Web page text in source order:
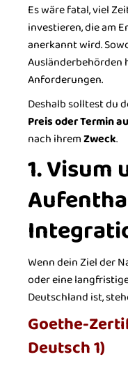
Es wäre fatal, viel
investieren, die am
anerkannt wird.
Ausländerbehörden
Anforderungen.
Deshalb solltest du
Preis oder Termin
nach ihremZweck.
1. Visum
Wenn dein Ziel der
oder eine
Deutschland ist,
Goethe-
Deutsch 1)